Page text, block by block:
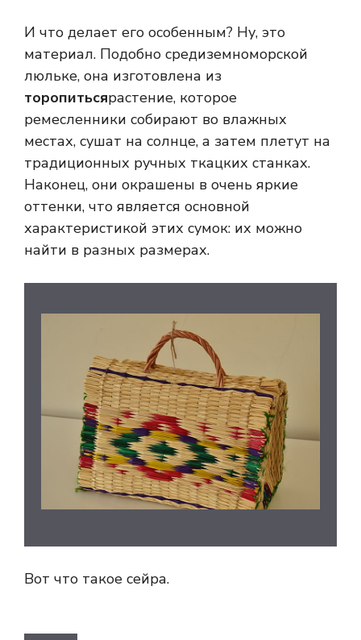
И что делает его особенным? Ну, это
материал. Подобно средиземноморской
люльке, она изготовлена ​​из
торопитьсярастение, которое
ремесленники собирают во влажных
местах, сушат на солнце, а затем плетут на
традиционных ручных ткацких станках.
Наконец, они окрашены в очень яркие
оттенки, что является основной
характеристикой этих сумок: их можно
найти в разных размерах.
Вот что такое сейра.